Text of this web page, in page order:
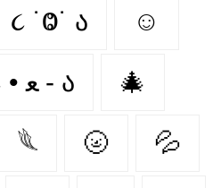
૮ ˙Ⱉ˙ ა ☺
૮ • ﻌ - ა 🎄
𓆰 🌝 💦